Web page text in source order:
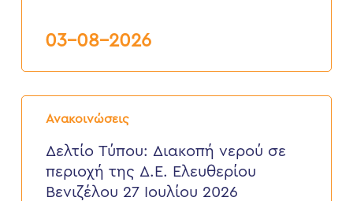
Σούδας,
έως
2026
03-08-2026
Ανακοινώσεις
Δελτίο
Τύπου:
νερού
περιοχή
Δελτίο Τύπου: Διακοπή νερού σε
περιοχή της Δ.Ε. Ελευθερίου
Βενιζέλου 27 Ιουλίου 2026